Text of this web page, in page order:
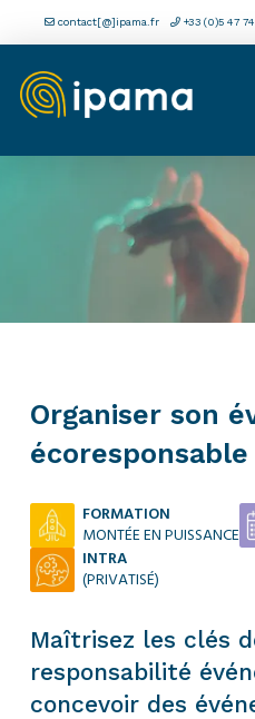
contact[@]ipama.fr +33 (0)5 47
Organiser son
écoresponsable
FORMATION
MONTÉE EN PUISSANCE
INTRA
(PRIVATISÉ)
Maîtrisez les clés
responsabilité
concevoir des